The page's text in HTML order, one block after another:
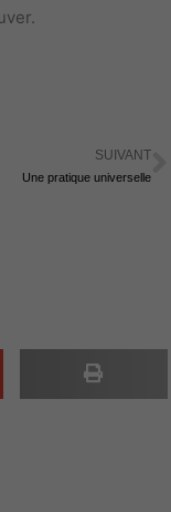
SUIVANT
Une pratique universelle